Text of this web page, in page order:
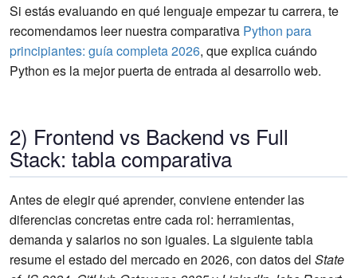
Si estás evaluando en qué lenguaje empezar tu carrera, te
recomendamos leer nuestra comparativa Python para
principiantes: guía completa 2026, que explica cuándo
Python es la mejor puerta de entrada al desarrollo web.
2) Frontend vs Backend vs Full
Stack: tabla comparativa
Antes de elegir qué aprender, conviene entender las
diferencias concretas entre cada rol: herramientas,
demanda y salarios no son iguales. La siguiente tabla
resume el estado del mercado en 2026, con datos del State